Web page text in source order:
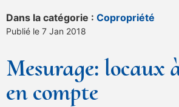
Dans la catégorie : Copropriété
Publié le 7 Jan 2018
Mesurage: locaux
en compte